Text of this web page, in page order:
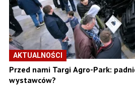
AKTUALNOŚCI
Przed nami Targi Agro-Park:
wystawców?